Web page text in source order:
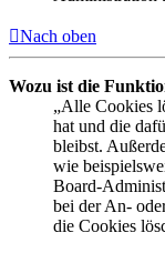
Nach oben
Wozu ist die
„Alle Cookies
hat und die
bleibst.
wie
Board-
bei der An-
die Cookies